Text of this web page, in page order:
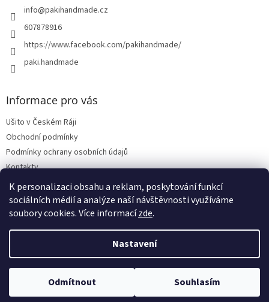
K personalizaci obsahu a reklam, poskytování funkcí
sociálních médií a analýze naší návštěvnosti využíváme
soubory cookies. Více informacízde.
Nastavení
Odmítnout Souhlasím
❤️ Ručně šito v Českém ráji | 🎁 Dárek ke každé objednávce nad 1 000
info@pakihandmade.cz
607878916
https://www.facebook.com/pakihandmade/
paki.handmade
Informace pro vás
Ušito v Českém Ráji
Obchodní podmínky
Podmínky ochrany osobních údajů
Kontakty
Vrácení zboží, reklamace
Copyright 2026PAKIHANDMADE. Všechna práva vyhrazena.Upravit